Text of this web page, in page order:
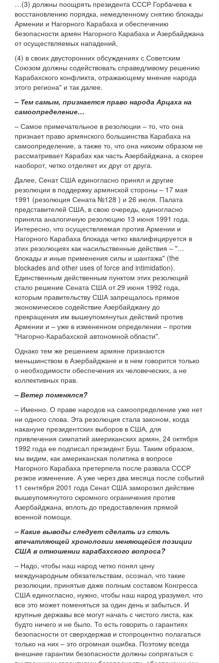
…(3) должны поощрять президента СССР Горбачева к
восстановлению порядка, немедленному снятию блокады
Армении и Нагорного Карабаха и обеспечению
безопасности армян Нагорного Карабаха и Азербайджана
от осуществляемых нападений,
(4) в своих двусторонних обсуждениях с Советским
Союзом должны содействовать справедливому решению
Карабахского конфликта, отражающему мнение народа
этого региона" и так далее.
– Тем самым, признается право народа Арцаха на
самоопределение…
– Самое примечательное в резолюции – то, что она
признает право армянского большинства Карабаха на
самоопределение, а также то, что она никоим образом не
рассматривает Карабах как часть Азербайджана, а скорее
наоборот, четко отделяет их друг от друга.
Далее, Сенат США единогласно принял и другие
резолюции в поддержку армянской стороны – 17 мая
1991 (резолюция Сената №128 ) и 26 июля. Палата
представителей США, в свою очередь, единогласно
приняла аналогичную резолюцию 13 июня 1991 года.
Интересно, что осуществляемая против Армении и
Нагорного Карабаха блокада четко квалифицируется в
этих резолюциях как насильственные действия – "…
блокады и иные применения силы и шантажа" (the
blockades and other uses of force and intimidation).
Единственным действенным пунктом этих резолюций
стало решение Сената США от 29 июня 1992 года,
которым правительству США запрещалось прямое
экономическое содействие Азербайджану до
прекращения им вышеупомянутых действий против
Армении и – уже в измененном определении – против
"Нагорно-Карабахской автономной области".
Однако тем же решением армяне признаются
меньшинством в Азербайджане и в нем говорится только
о необходимости обеспечения их человеческих, а не
коллективных прав.
– Ветер поменялся?
– Именно. О праве народов на самоопределение уже нет
ни одного слова. Эта резолюция стала законом, когда
накануне президентских выборов в США, для
привлечения симпатий американских армян, 24 октября
1992 года ее подписал президент Буш. Таким образом,
мы видим, как американская политика в вопросе
Нагорного Карабаха претерпела после развала СССР
резкое изменение. А уже через два месяца после событий
11 сентября 2001 года Сенат США заморозил действие
вышеупомянутого скромного ограничения против
Азербайджана, вплоть до предоставления прямой
военной помощи.
– Какие выводы следует сделать из столь
впечатляющей хронологии меняющейся позиции
США в отношении карабахского вопроса?
– Надо, чтобы наш народ четко понял цену
международным обязательствам, осознал, что такие
резолюции, принятые даже полным составом Конгресса
США единогласно, нужно, чтобы наш народ уразумел, что
все это может поменяться за один день и забыться. И
крупные державы все могут начать с чистого листа, как
будто ничего и не было. То есть говорить о гарантиях
безопасности от сверхдержав и стопроцентно полагаться
только на них – это огромная ошибка. Поэтому всегда
внешние гарантии безопасности должны сопрягаться с